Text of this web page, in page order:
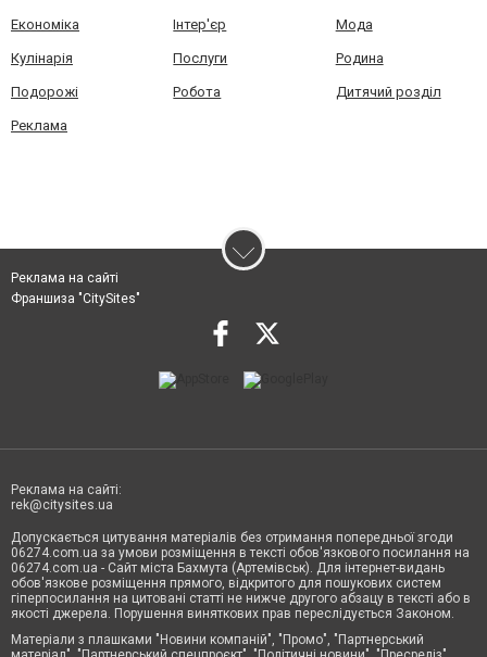
Економіка Інтер'єр Мода
Кулінарія Послуги Родина
Подорожі Робота Дитячий розділ
Реклама
Реклама на сайті
Франшиза "CitySites"
Реклама на сайті:
rek@citysites.ua
Допускається цитування матеріалів без отримання попередньої згоди
06274.com.ua за умови розміщення в тексті обов'язкового посилання на
06274.com.ua - Сайт міста Бахмута (Артемівськ). Для інтернет-видань
обов'язкове розміщення прямого, відкритого для пошукових систем
гіперпосилання на цитовані статті не нижче другого абзацу в тексті або в
якості джерела. Порушення виняткових прав переслідується Законом.
Матеріали з плашками "Новини компаній", "Промо", "Партнерський